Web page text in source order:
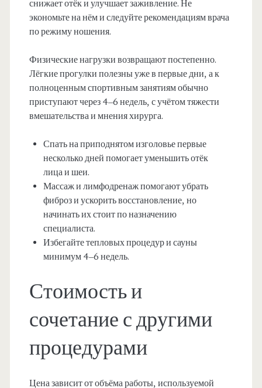
снижает отёк и улучшает заживление. Не
экономьте на нём и следуйте рекомендациям врача
по режиму ношения.
Физические нагрузки возвращают постепенно.
Лёгкие прогулки полезны уже в первые дни, а к
полноценным спортивным занятиям обычно
приступают через 4–6 недель, с учётом тяжести
вмешательства и мнения хирурга.
Спать на приподнятом изголовье первые
несколько дней помогает уменьшить отёк
лица и шеи.
Массаж и лимфодренаж помогают убрать
фиброз и ускорить восстановление, но
начинать их стоит по назначению
специалиста.
Избегайте тепловых процедур и сауны
минимум 4–6 недель.
Стоимость и
сочетание с другими
процедурами
Цена зависит от объёма работы, используемой